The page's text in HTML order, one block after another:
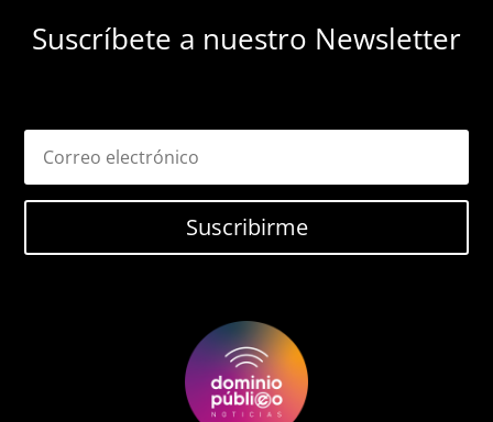
Suscríbete a nuestro Newsletter
Suscribirme